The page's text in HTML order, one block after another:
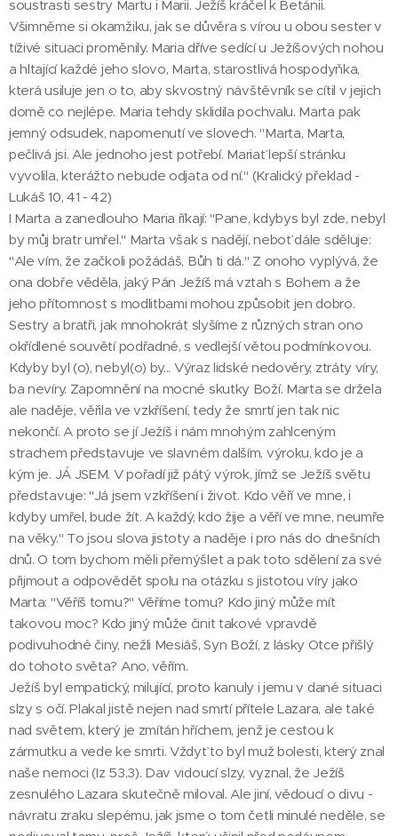
soustrasti sestry Martu i Marii. Ježíš kráčel k Betánii.
Všimněme si okamžiku, jak se důvěra s vírou u obou sester v
tíživé situaci proměnily. Maria dříve sedící u Ježíšových nohou
a hltající každé jeho slovo, Marta, starostlivá hospodyňka,
která usiluje jen o to, aby skvostný návštěvník se cítil v jejich
domě co nejlépe. Maria tehdy sklidila pochvalu. Marta pak
jemný odsudek, napomenutí ve slovech. "Marta, Marta,
pečlivá jsi. Ale jednoho jest potřebí. Mariať lepší stránku
vyvolila, kterážto nebude odjata od ní." (Kralický překlad -
Lukáš 10, 41 - 42)
I Marta a zanedlouho Maria říkají: "Pane, kdybys byl zde, nebyl
by můj bratr umřel." Marta však s nadějí, neboť dále sděluje:
"Ale vím, že začkoli požádáš, Bůh ti dá." Z onoho vyplývá, že
ona dobře věděla, jaký Pán Ježíš má vztah s Bohem a že
jeho přítomnost s modlitbami mohou způsobit jen dobro.
Sestry a bratři, jak mnohokrát slyšíme z různých stran ono
okřídlené souvětí podřadné, s vedlejší větou podmínkovou.
Kdyby byl (o), nebyl(o) by... Výraz lidské nedověry, ztráty víry,
ba nevíry. Zapomnění na mocné skutky Boží. Marta se držela
ale naděje, věřila ve vzkříšení, tedy že smrtí jen tak nic
nekončí. A proto se jí Ježíš i nám mnohým zahlceným
strachem představuje ve slavném dalším, výroku, kdo je a
kým je. JÁ JSEM. V pořadí již pátý výrok, jímž se Ježíš světu
představuje: "Já jsem vzkříšení i život. Kdo věří ve mne, i
kdyby umřel, bude žít. A každý, kdo žije a věří ve mne, neumře
na věky." To jsou slova jistoty a naděje i pro nás do dnešních
dnů. O tom bychom měli přemýšlet a pak toto sdělení za své
přijmout a odpovědět spolu na otázku s jistotou víry jako
Marta: "Věříš tomu?" Věříme tomu? Kdo jiný může mít
takovou moc? Kdo jiný může činit takové vpravdě
podivuhodné činy, nežli Mesiáš, Syn Boží, z lásky Otce přišlý
do tohoto světa? Ano, věřím.
Ježíš byl empatický, milující, proto kanuly i jemu v dané situaci
slzy s očí. Plakal jistě nejen nad smrtí přítele Lazara, ale také
nad světem, který je zmítán hříchem, jenž je cestou k
zármutku a vede ke smrti. Vždyť to byl muž bolesti, který znal
naše nemoci (Iz 53,3). Dav vidoucí slzy, vyznal, že Ježíš
zesnulého Lazara skutečně miloval. Ale jiní, vědoucí o divu -
návratu zraku slepému, jak jsme o tom četli minulé neděle, se